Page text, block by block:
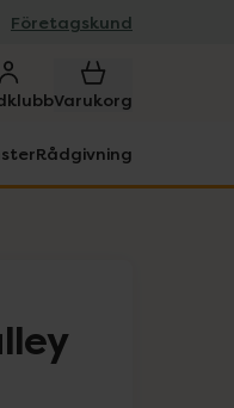
Företagskund
Varukorg
Rådgivning